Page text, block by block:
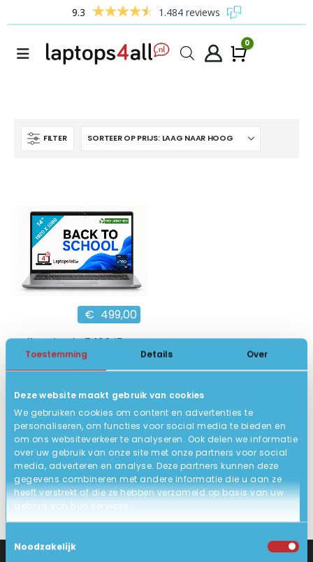
Toestemming Details Over
Deze website maakt gebruik van cookies
We gebruiken cookies om content en advertenties te
personaliseren, om functies voor social media te bieden en
om ons websiteverkeer te analyseren. Ook delen we informatie
over uw gebruik van onze site met onze partners voor social
media, adverteren en analyse. Deze partners kunnen deze
gegevens combineren met andere informatie die u aan ze
heeft verstrekt of die ze hebben verzameld op basis van uw
gebruik van hun services.
Toestemmingsselectie
Noodzakelijk
9.3 1.484 reviews
0
FILTER
€ 499,00
Dell Latitude 7430 i5
14 inch Full HD IPS
16GB DDR4, 256GB SSD
9 Zeer goed
BEKIJK HIER/OPTIES